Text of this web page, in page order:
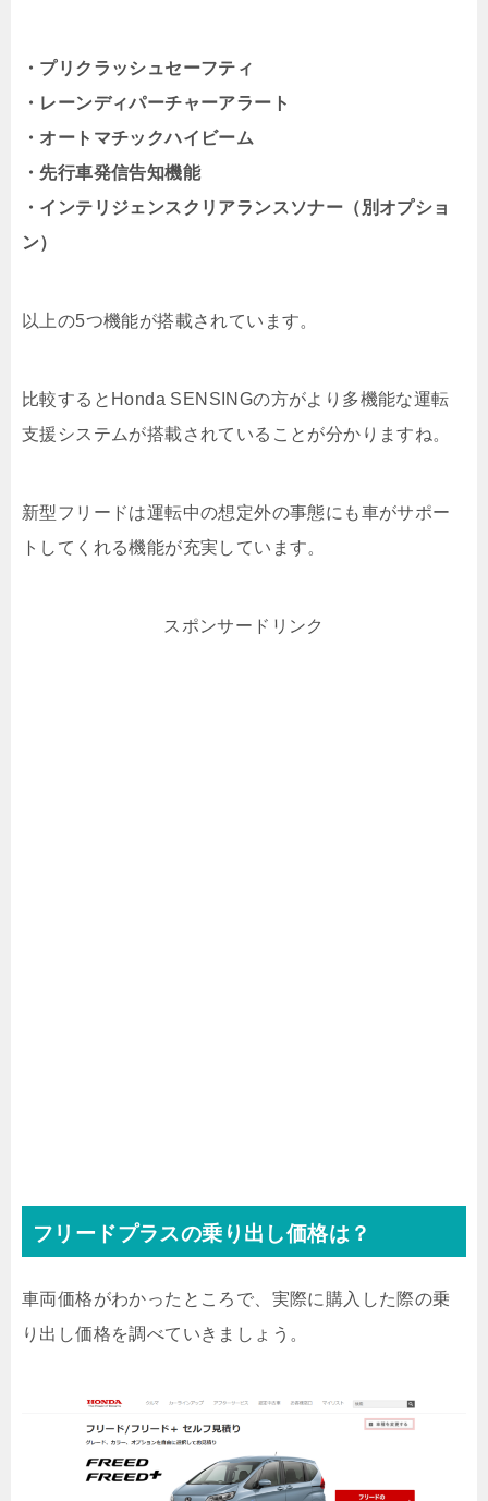
・プリクラッシュセーフティ
・レーンディパーチャーアラート
・オートマチックハイビーム
・先行車発信告知機能
・インテリジェンスクリアランスソナー（別オプショ
ン）
以上の5つ機能が搭載されています。
比較するとHonda SENSINGの方がより多機能な運転
支援システムが搭載されていることが分かりますね。
新型フリードは運転中の想定外の事態にも車がサポー
トしてくれる機能が充実しています。
スポンサードリンク
フリードプラスの乗り出し価格は？
車両価格がわかったところで、実際に購入した際の乗
り出し価格を調べていきましょう。